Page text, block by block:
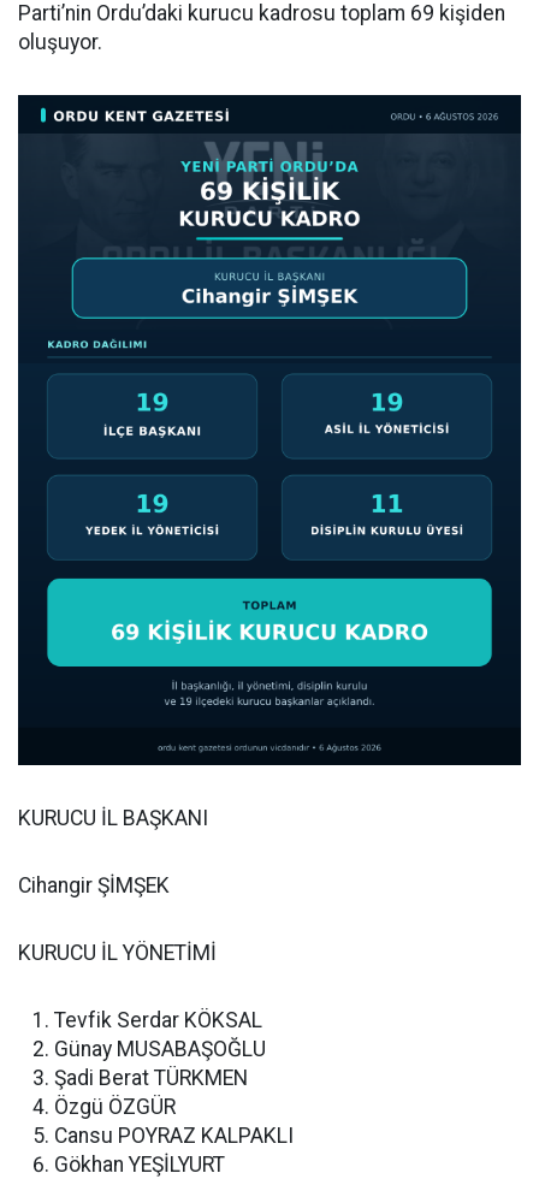
Parti’nin Ordu’daki kurucu kadrosu toplam 69 kişiden
oluşuyor.
KURUCU İL BAŞKANI
Cihangir ŞİMŞEK
KURUCU İL YÖNETİMİ
Tevfik Serdar KÖKSAL
Günay MUSABAŞOĞLU
Şadi Berat TÜRKMEN
Özgü ÖZGÜR
Cansu POYRAZ KALPAKLI
Gökhan YEŞİLYURT